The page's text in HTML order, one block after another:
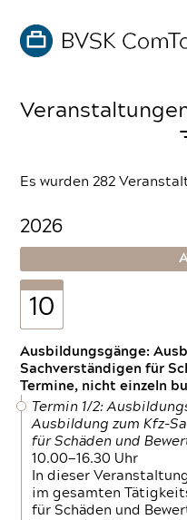
Es wurden 282
2026
10
Ausbildungsgänge:
Sachverständigen für
Termine, nicht einzeln
Termin 1/2:
Ausbildung zum Kfz-
für Schäden und
10.00—16.30 Uhr
In dieser
im gesamten
für Schäden und